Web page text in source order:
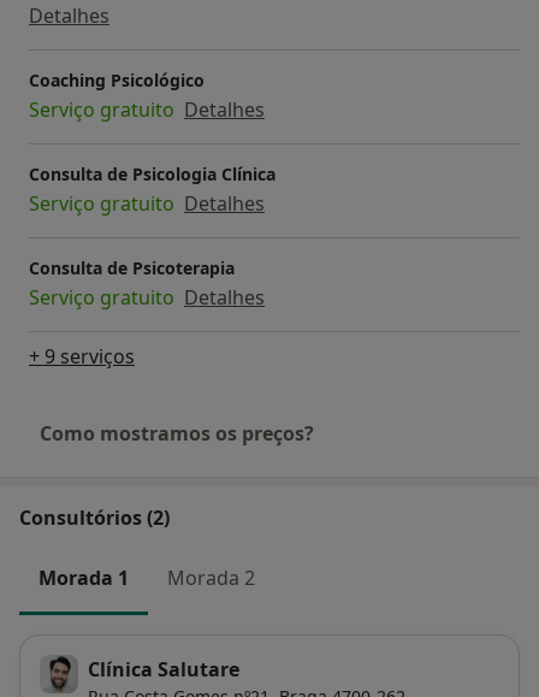
Detalhes
Coaching Psicológico
Serviço gratuito Detalhes
Consulta de Psicologia Clínica
Serviço gratuito Detalhes
Consulta de Psicoterapia
Serviço gratuito Detalhes
+ 9 serviços
Como mostramos os preços?
Consultórios (2)
Morada 1 Morada 2
Clínica Salutare